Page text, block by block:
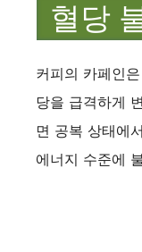
혈당
커피의 카페인
당을 급격하게
면 공복 상태에
에너지 수준에